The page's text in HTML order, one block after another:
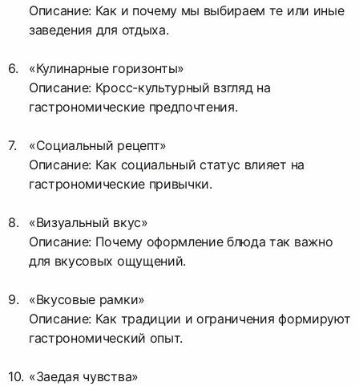
Описание: Как и почему мы выбираем те или иные
заведения для отдыха.
«Кулинарные горизонты»
Описание: Кросс-культурный взгляд на
гастрономические предпочтения.
«Социальный рецепт»
Описание: Как социальный статус влияет на
гастрономические привычки.
«Визуальный вкус»
Описание: Почему оформление блюда так важно
для вкусовых ощущений.
«Вкусовые рамки»
Описание: Как традиции и ограничения формируют
гастрономический опыт.
«Заедая чувства»